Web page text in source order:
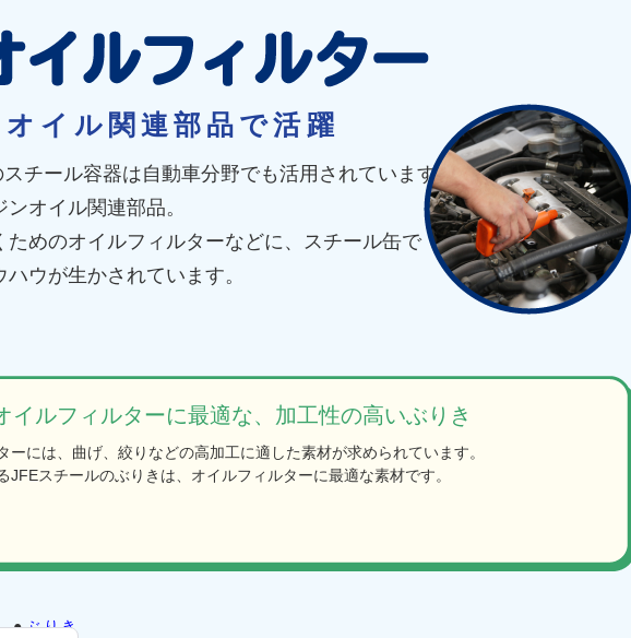
イル関連部品で活躍
チール容器は自動車分野でも活用されています。
オイル関連部品。
ためのオイルフィルターなどに、スチール缶で
ウが生かされています。
イルフィルターに最適な、加工性の高いぶりき
ーには、曲げ、絞りなどの高加工に適した素材が求められています。
JFEスチールのぶりきは、オイルフィルターに最適な素材です。
ぶりき